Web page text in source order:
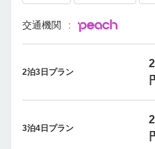
交通機関
2泊3日プラン
3泊4日プラン